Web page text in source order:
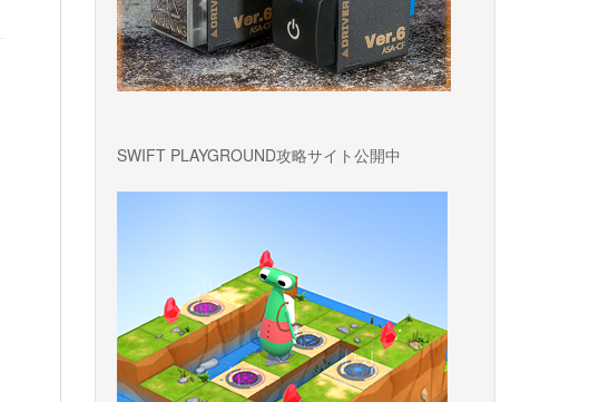
SWIFT PLAYGROUND攻略サイト公開中